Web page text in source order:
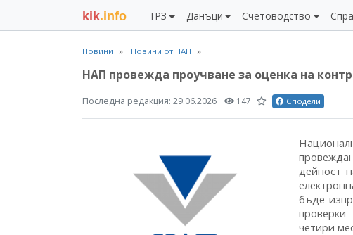
kik.info ТРЗ Данъци Счетоводство
Новини Новини от НАП
НАП провежда проучване за оценка на
Последна редакция: 29.06.2026 147 Сподели
дейност
бъде
четири